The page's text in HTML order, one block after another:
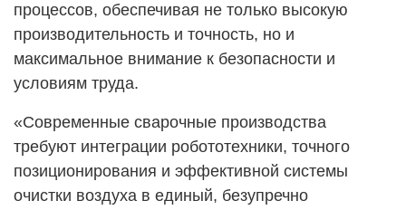
процессов, обеспечивая не только высокую
производительность и точность, но и
максимальное внимание к безопасности и
условиям труда.
«Современные сварочные производства
требуют интеграции робототехники, точного
позиционирования и эффективной системы
очистки воздуха в единый, безупречно